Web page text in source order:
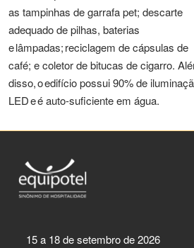
as tampinhas de garrafa pet; descarte
adequado de pilhas, baterias
e lâmpadas; reciclagem de cápsulas de
café; e coletor de bitucas de cigarro.
disso, o edifício possui 90% de
LED e é auto-suficiente em água.
15 a 18 de setembro de 2026